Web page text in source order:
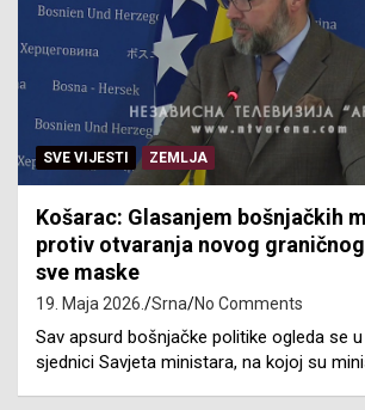
SVE VIJESTI ZEMLJA
Košarac: Glasanjem bošnjačkih
protiv otvaranja novog
sve maske
19. Maja 2026. Srna No Comments
Sav apsurd bošnjačke politike ogleda se
sjednici Savjeta ministara, na kojoj su